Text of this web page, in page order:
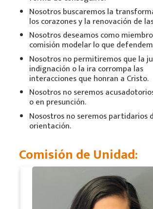
Nosotros buscaremos la
los corazones y la renovación de
Nosotros deseamos como
comisión modelar lo que
Nosotros no permitiremos que la
indignación o la ira corrompa las
interacciones que honran a Cristo.
Nosotros no seremos
o en presunción.
Nosostros no seremos partidarios
orientación.
Comisión de Unidad: